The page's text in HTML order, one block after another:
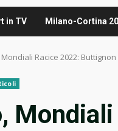
in TV Milano-Cortina
Racice 2022: